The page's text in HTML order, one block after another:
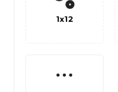
1x12